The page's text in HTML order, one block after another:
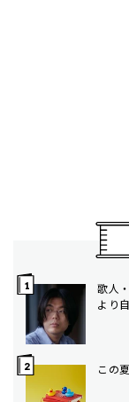
歌人
より
この